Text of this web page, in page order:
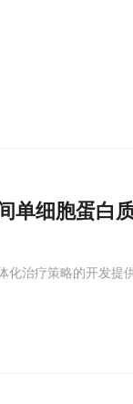
单细胞蛋白
治疗策略的开发提